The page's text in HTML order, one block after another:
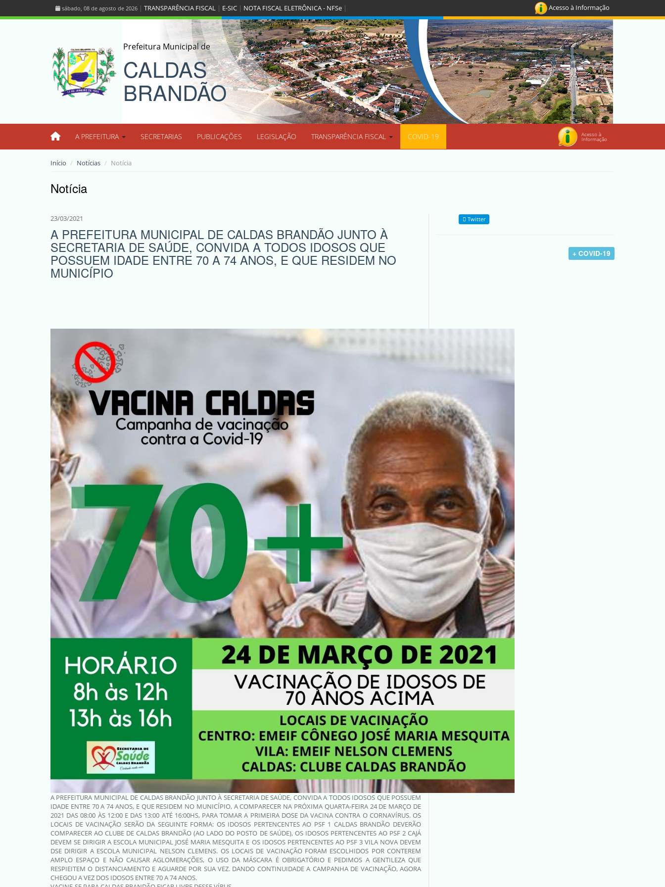
sábado, 08 de agosto de 2026 | TRANSPARÊNCIA FISCAL | E-SIC | NOTA FISCAL ELETRÔNICA - NFSe | Acesso à Informação
Prefeitura Municipal de
CALDAS
BRANDÃO
A PREFEITURA SECRETARIAS PUBLICAÇÕES LEGISLAÇÃO TRANSPARÊNCIA FISCAL COVID-19 Acesso à
Informação
Início Notícias Notícia
Notícia
23/03/2021
A PREFEITURA MUNICIPAL DE CALDAS BRANDÃO JUNTO À
SECRETARIA DE SAÚDE, CONVIDA A TODOS IDOSOS QUE
POSSUEM IDADE ENTRE 70 A 74 ANOS, E QUE RESIDEM NO
MUNICÍPIO
A PREFEITURA MUNICIPAL DE CALDAS BRANDÃO JUNTO À SECRETARIA DE SAÚDE, CONVIDA A TODOS IDOSOS QUE POSSUEM
IDADE ENTRE 70 A 74 ANOS, E QUE RESIDEM NO MUNICÍPIO, A COMPARECER NA PRÓXIMA QUARTA-FEIRA 24 DE MARÇO DE
2021 DAS 08:00 ÀS 12:00 E DAS 13:00 ATÉ 16:00HS, PARA TOMAR A PRIMEIRA DOSE DA VACINA CONTRA O CORNAVÍRUS. OS
LOCAIS DE VACINAÇÃO SERÃO DA SEGUINTE FORMA: OS IDOSOS PERTENCENTES AO PSF 1 CALDAS BRANDÃO DEVERÃO
COMPARECER AO CLUBE DE CALDAS BRANDÃO (AO LADO DO POSTO DE SAÚDE), OS IDOSOS PERTENCENTES AO PSF 2 CAJÁ
DEVEM SE DIRIGIR A ESCOLA MUNICIPAL JOSÉ MARIA MESQUITA E OS IDOSOS PERTENCENTES AO PSF 3 VILA NOVA DEVEM
DSE DIRIGIR A ESCOLA MUNICIPAL NELSON CLEMENS. OS LOCAIS DE VACINAÇÃO FORAM ESCOLHIDOS POR CONTEREM
AMPLO ESPAÇO E NÃO CAUSAR AGLOMERAÇÕES, O USO DA MÁSCARA É OBRIGATÓRIO E PEDIMOS A GENTILEZA QUE
RESPIEITEM O DISTANCIAMENTO E AGUARDE POR SUA VEZ. DANDO CONTINUIDADE A CAMPANHA DE VACINAÇÃO, AGORA
CHEGOU A VEZ DOS IDOSOS ENTRE 70 A 74 ANOS.
Twitter
+ COVID-19